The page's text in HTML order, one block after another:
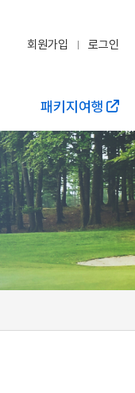
회원가입 로그인
패키지여행